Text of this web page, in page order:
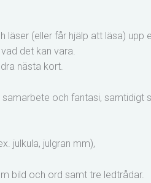
läser (eller får hjälp att läsa) upp
det kan vara.
nästa kort.
samarbete och fantasi, samtidigt
julkula, julgran mm),
bild och ord samt tre ledtrådar.